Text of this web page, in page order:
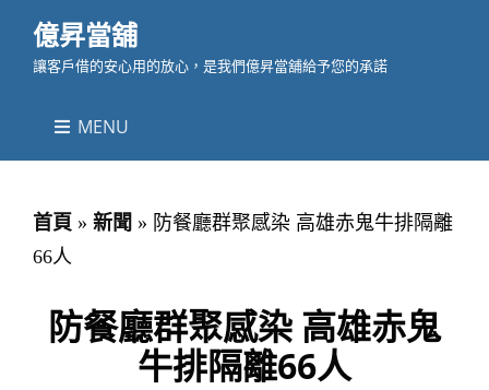
億昇當舖
讓客戶借的安心用的放心，是我們億昇當舖給予您的承諾
MENU
首頁 » 新聞 » 防餐廳群聚感染 高雄赤鬼牛排隔離
66人
防餐廳群聚感染 高雄赤鬼
牛排隔離66人